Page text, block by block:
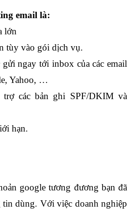
email là:
lớn
tùy vào gói dịch vụ.
ngay tới inbox của các email
Yahoo, …
các bản ghi SPF/DKIM và
hạn.
google tương đương bạn đã
dùng. Với việc doanh nghiệp